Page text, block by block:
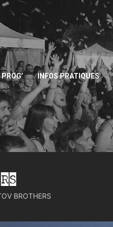
PROG’ INFOS PRATIQUES
BROTHERS